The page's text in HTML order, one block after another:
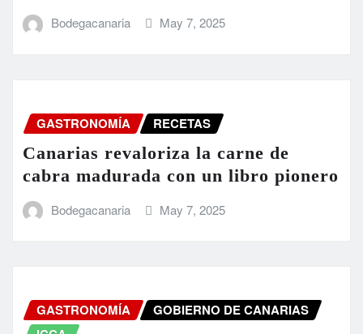
Bodegacanaria May 7, 2025
GASTRONOMÍA RECETAS
Canarias revaloriza la carne de
cabra madurada con un libro pionero
Bodegacanaria May 7, 2025
GASTRONOMÍA
GOBIERNO DE CANARIAS